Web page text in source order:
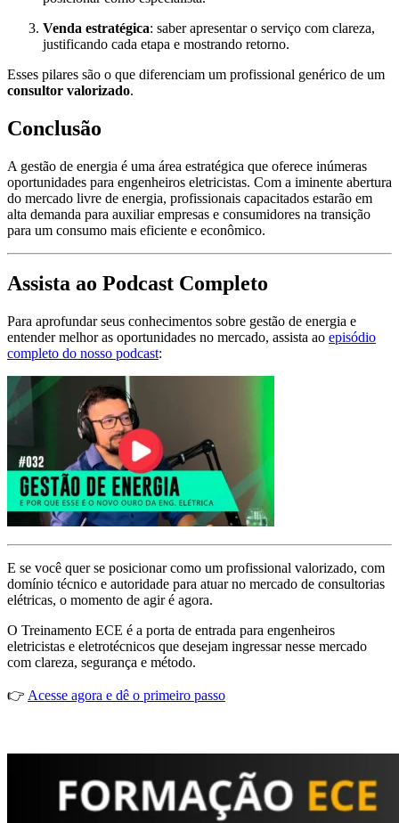
Venda estratégica: saber apresentar o serviço com clareza,
justificando cada etapa e mostrando retorno.
Esses pilares são o que diferenciam um profissional genérico de um
consultor valorizado.
Conclusão
A gestão de energia é uma área estratégica que oferece inúmeras
oportunidades para engenheiros eletricistas. Com a iminente abertura
do mercado livre de energia, profissionais capacitados estarão em
alta demanda para auxiliar empresas e consumidores na transição
para um consumo mais eficiente e econômico.
Assista ao Podcast Completo
Para aprofundar seus conhecimentos sobre gestão de energia e
entender melhor as oportunidades no mercado, assista ao episódio
completo do nosso podcast:
E se você quer se posicionar como um profissional valorizado, com
domínio técnico e autoridade para atuar no mercado de consultorias
elétricas, o momento de agir é agora.
O Treinamento ECE é a porta de entrada para engenheiros
eletricistas e eletrotécnicos que desejam ingressar nesse mercado
com clareza, segurança e método.
👉 Acesse agora e dê o primeiro passo